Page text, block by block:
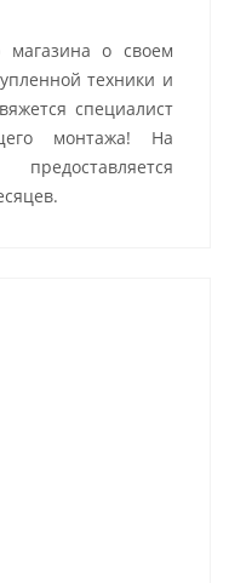
магазина о своем
техники и
специалист
монтажа! На